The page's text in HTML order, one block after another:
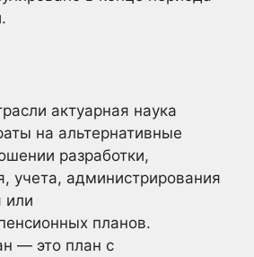
актуарная наука
на альтернативные
разработки,
учета, администрирования
или
планов.
— это план с